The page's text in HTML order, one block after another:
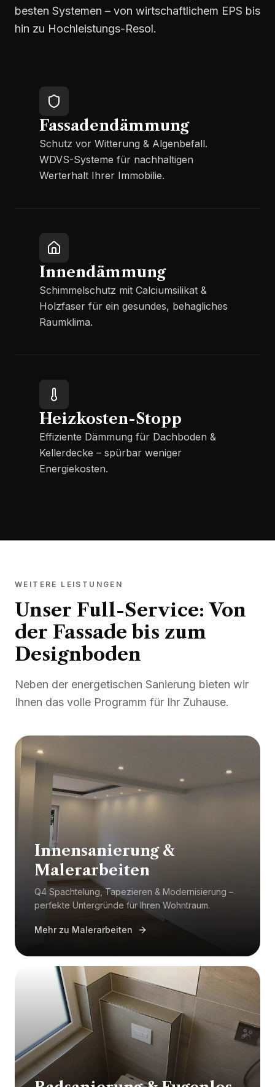
besten Systemen – von wirtschaftlichem EPS bis
hin zu Hochleistungs-Resol.
Fassadendämmung
Schutz vor Witterung & Algenbefall.
WDVS-Systeme für nachhaltigen
Werterhalt Ihrer Immobilie.
Innendämmung
Schimmelschutz mit Calciumsilikat &
Holzfaser für ein gesundes, behagliches
Raumklima.
Heizkosten-Stopp
Effiziente Dämmung für Dachboden &
Kellerdecke – spürbar weniger
Energiekosten.
WEITERE LEISTUNGEN
Unser Full-Service: Von
der Fassade bis zum
Designboden
Neben der energetischen Sanierung bieten wir
Ihnen das volle Programm für Ihr Zuhause.
Innensanierung &
Malerarbeiten
Q4 Spachtelung, Tapezieren & Modernisierung –
perfekte Untergründe für Ihren Wohntraum.
Mehr zu Malerarbeiten